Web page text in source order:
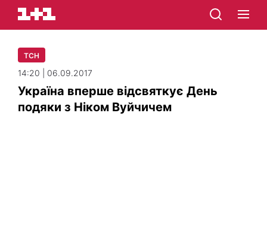
ТСН
14:20 | 06.09.2017
Україна вперше відсвяткує День
подяки з Ніком Вуйчичем